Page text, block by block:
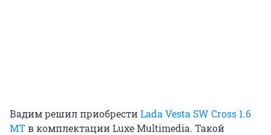
Вадим решил приобрестиLada Vesta SW Cross 1.6
МТв комплектации Luxe Multimedia. Такой